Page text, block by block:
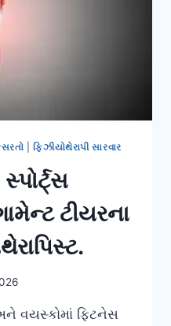
|ફિઝીયોથેરાપી સારવાર
ટીયરના
વયસ્કોમાં ફિટનેસ